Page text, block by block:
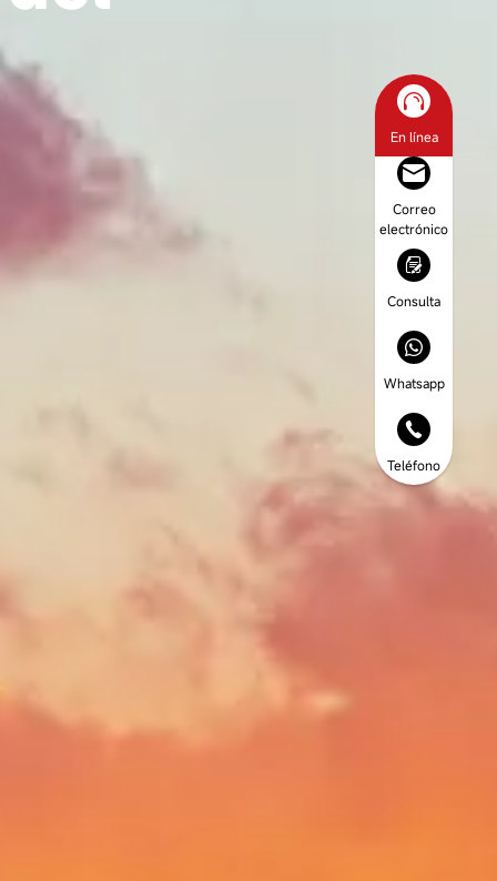
En línea
Correo
electrónico
Consulta
Whatsapp
Teléfono